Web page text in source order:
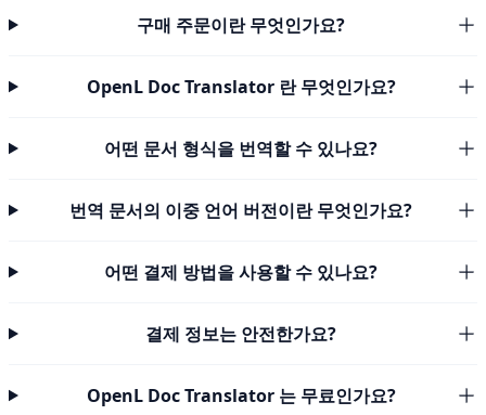
구매 주문이란 무엇인가요?
OpenL Doc Translator 란 무엇인가요?
어떤 문서 형식을 번역할 수 있나요?
번역 문서의 이중 언어 버전이란 무엇인가요?
어떤 결제 방법을 사용할 수 있나요?
결제 정보는 안전한가요?
OpenL Doc Translator 는 무료인가요?